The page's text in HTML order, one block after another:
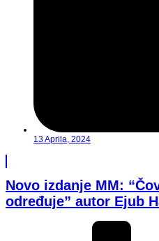
13 Aprila, 2024
Novo izdanje MM:
određuje” autor Ejub